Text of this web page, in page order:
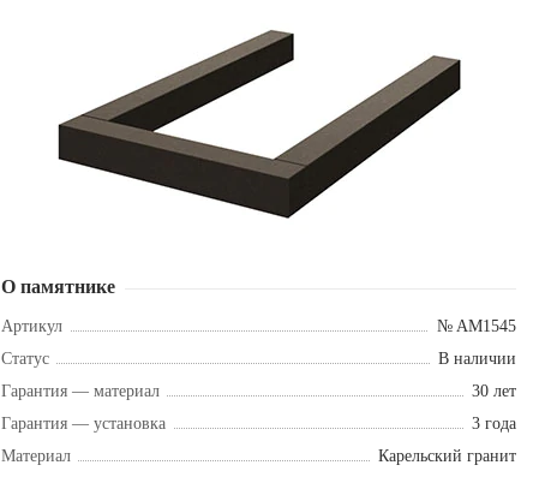
О памятнике
Артикул
№ AM1545
Статус
В наличии
Гарантия — материал
30 лет
Гарантия — установка
3 года
Материал
Карельский гранит